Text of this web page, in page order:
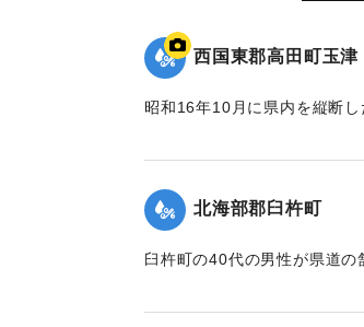
西国東郡高田町玉津
昭和16年10月に県内を縦断
た。ポイントは「東天紅」の
【出典：NHK災害記録マップ】
1941/10/1｜固有コード:
北海部郡臼杵町
臼杵町の40代の男性が県道